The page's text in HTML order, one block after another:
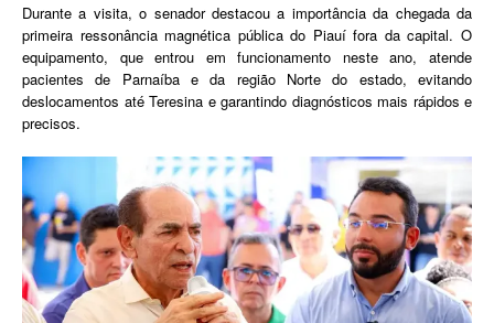
Durante a visita, o senador destacou a importância da chegada da
primeira ressonância magnética pública do Piauí fora da capital. O
equipamento, que entrou em funcionamento neste ano, atende
pacientes de Parnaíba e da região Norte do estado, evitando
deslocamentos até Teresina e garantindo diagnósticos mais rápidos e
precisos.